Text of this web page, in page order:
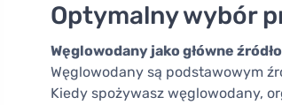
Optymalny wybór
Węglowodany jako główne
Węglowodany są podstawowym
Kiedy spożywasz węglowodany,